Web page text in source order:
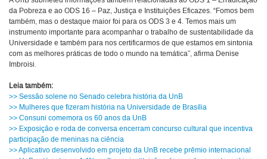
da Pobreza e ao ODS 16 – Paz, Justiça e Instituições Eficazes. “Fomos bem
também, mas o destaque maior foi para os ODS 3 e 4. Temos mais um
instrumento importante para acompanhar o trabalho de sustentabilidade da
Universidade e também para nos certificarmos de que estamos em sintonia
com as melhores práticas de todo o mundo na temática”, afirma Denise
Imbroisi.
Leia também:
>> Sessão solene no Senado celebra história da UnB
>> Mulheres que fizeram história na Universidade de Brasília
>> Consuni comemora os 60 anos da UnB
>> Exposição e roda de conversa encerram concurso cultural que incentiva
participação de meninas na ciência
>> Aplicativo desenvolvido em projeto da UnB recebe prêmio internacional